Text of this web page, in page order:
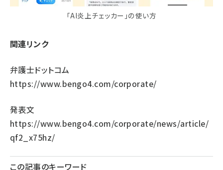
「AI炎上チェッカー」の使い方
関連リンク
弁護士ドットコム
https://www.bengo4.com/corporate/
発表文
https://www.bengo4.com/corporate/news/article/
qf2_x75hz/
この記事のキーワード